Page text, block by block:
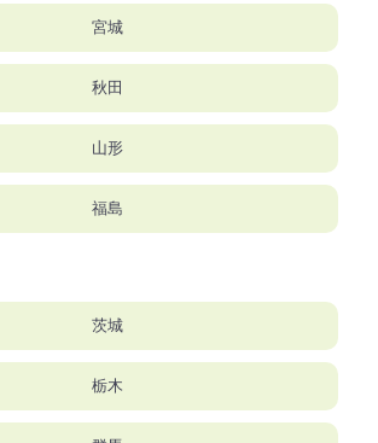
宮城
秋田
山形
福島
茨城
栃木